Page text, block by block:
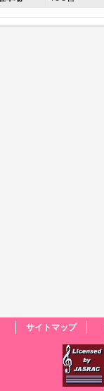
サイトマップ